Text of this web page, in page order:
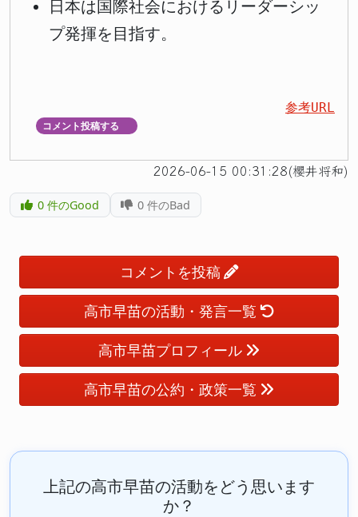
日本は国際社会におけるリーダーシッ
プ発揮を目指す。
参考URL
コメント投稿する
2026-06-15 00:31:28(櫻井将和)
0件のGood 0 件のBad
コメントを投稿
高市早苗の活動・発言一覧
高市早苗プロフィール
高市早苗の公約・政策一覧
上記の高市早苗の活動をどう思います
か？